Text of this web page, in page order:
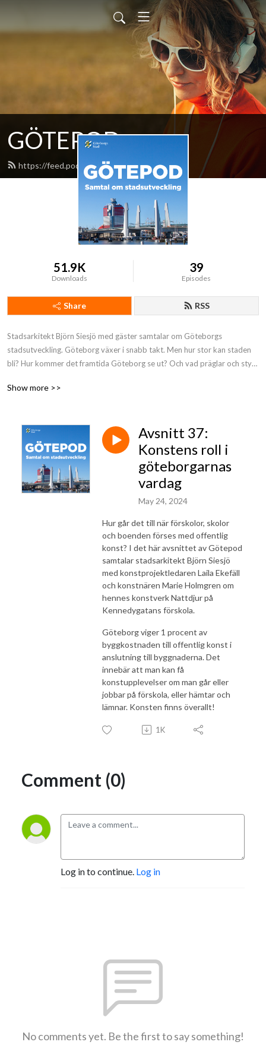
GÖTEPOD
https://feed.podbean.com/gotepod/feed.xml
51.9K
Downloads
39
Episodes
Share RSS
Stadsarkitekt Björn Siesjö med gäster samtalar om Göteborgs
stadsutveckling. Göteborg växer i snabb takt. Men hur stor kan staden
bli? Hur kommer det framtida Göteborg se ut? Och vad präglar och styr
Ann Bergermark Rintala och Peter Wannding samt redigering Yousef
Show more >>
Avsnitt 37:
Konstens roll i
göteborgarnas
vardag
May 24, 2024
Hur går det till när förskolor, skolor
och boenden förses med offentlig
konst? I det här avsnittet av Götepod
samtalar stadsarkitekt Björn Siesjö
med konstprojektledaren Laila Ekefäll
och konstnären Marie Holmgren om
hennes konstverk Nattdjur på
Kennedygatans förskola.
Göteborg viger 1 procent av
byggkostnaden till offentlig konst i
anslutning till byggnaderna. Det
innebär att man kan få
konstupplevelser om man går eller
jobbar på förskola, eller hämtar och
lämnar. Konsten finns överallt!
1K
Comment (0)
Log in to continue. Log in
No comments yet. Be the first to say something!